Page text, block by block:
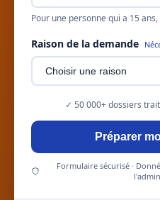
Pour une personne qui a 15
Raison de la demande
✓ 50 000+ dossiers
Préparer
Formulaire sécurisé ·